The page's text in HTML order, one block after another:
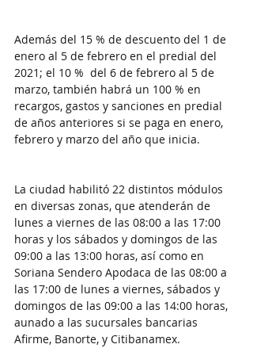
Además del 15 % de descuento del 1 de
enero al 5 de febrero en el predial del
2021; el 10 %  del 6 de febrero al 5 de
marzo, también habrá un 100 % en
recargos, gastos y sanciones en predial
de años anteriores si se paga en enero,
febrero y marzo del año que inicia.
La ciudad habilitó 22 distintos módulos
en diversas zonas, que atenderán de
lunes a viernes de las 08:00 a las 17:00
horas y los sábados y domingos de las
09:00 a las 13:00 horas, así como en
Soriana Sendero Apodaca de las 08:00 a
las 17:00 de lunes a viernes, sábados y
domingos de las 09:00 a las 14:00 horas,
aunado a las sucursales bancarias
Afirme, Banorte, y Citibanamex.